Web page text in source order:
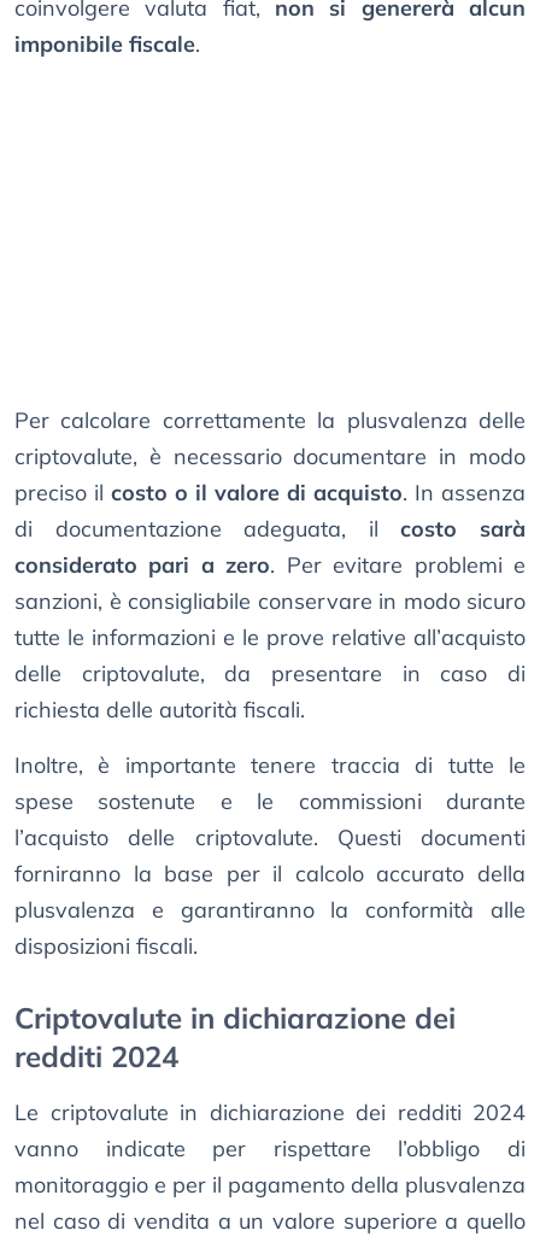
coinvolgere valuta fiat, non si genererà alcun
imponibile fiscale.
Per calcolare correttamente la plusvalenza delle
criptovalute, è necessario documentare in modo
preciso il costo o il valore di acquisto. In assenza
di documentazione adeguata, ilcosto sarà
considerato pari a zero. Per evitare problemi e
sanzioni, è consigliabile conservare in modo sicuro
tutte le informazioni e le prove relative all’acquisto
delle criptovalute, da presentare in caso di
richiesta delle autorità fiscali.
Inoltre, è importante tenere traccia di tutte le
spese sostenute e le commissioni durante
l’acquisto delle criptovalute. Questi documenti
forniranno la base per il calcolo accurato della
plusvalenza e garantiranno la conformità alle
disposizioni fiscali.
Criptovalute in dichiarazione dei
redditi 2024
Le criptovalute in dichiarazione dei redditi 2024
vanno indicate per rispettare l’obbligo di
monitoraggio e per il pagamento della plusvalenza
nel caso di vendita a un valore superiore a quello